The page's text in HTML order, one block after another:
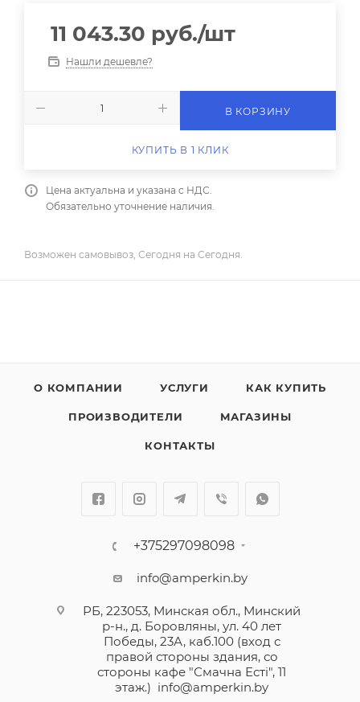
11 043.30 руб./шт
Нашли дешевле?
В КОРЗИНУ
КУПИТЬ В 1 КЛИК
Цена актуальна и указана с НДС.
Обязательно уточнение наличия.
Возможен самовывоз, Сегодня на Сегодня.
О КОМПАНИИ УСЛУГИ КАК КУПИТЬ
ПРОИЗВОДИТЕЛИ МАГАЗИНЫ
КОНТАКТЫ
+375297098098
info@amperkin.by
РБ, 223053, Минская обл., Минский
р-н., д. Боровляны, ул. 40 лет
Победы, 23А, каб.100 (вход с
правой стороны здания, со
стороны кафе "Смачна Естi", 11
этаж.) info@amperkin.by